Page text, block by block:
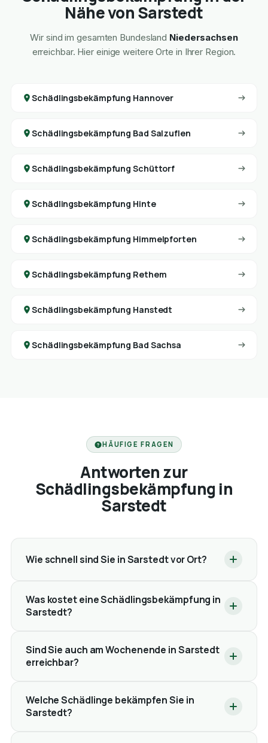
Nähe von Sarstedt
Wir sind im gesamten Bundesland Niedersachsen
erreichbar. Hier einige weitere Orte in Ihrer Region.
Schädlingsbekämpfung Hannover
Schädlingsbekämpfung Bad Salzuflen
Schädlingsbekämpfung Schüttorf
Schädlingsbekämpfung Hinte
Schädlingsbekämpfung Himmelpforten
Schädlingsbekämpfung Rethem
Schädlingsbekämpfung Hanstedt
Schädlingsbekämpfung Bad Sachsa
HÄUFIGE FRAGEN
Antworten zur
Schädlingsbekämpfung in
Sarstedt
Wie schnell sind Sie in Sarstedt vor Ort?
Was kostet eine Schädlingsbekämpfung in
Sarstedt?
Sind Sie auch am Wochenende in Sarstedt
erreichbar?
Welche Schädlinge bekämpfen Sie in
Sarstedt?